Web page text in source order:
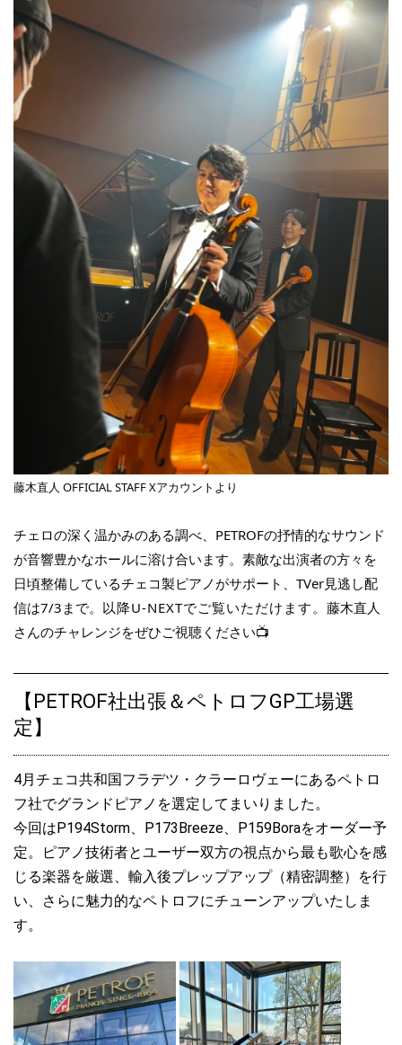
ペトロフP125F1チェリー艶消モデル、入荷しました♪
2024.03.28
ペトロフP118D1ウォルナット艶出モデル、ご注文をいただきまし
た♪
2024.03.07
ペトロフP118D1ウォルナット艶出モデル、入荷しました♪
2024.02.17
ペトロフP131M1マホガニー艶出モデル、ご注文をいただきました
ペトロフP118C1ウォルナット艶出モデル、ご注文をいただきまし
ペトロフP118C1ウォルナット艶消モデル、ご注文をいただきまし
ペトロフP118P1ビーチ艶消Usedモデル、ご注文をいただきまし
♪
2023.10.29
ペトロフP194Storm黒色艶出モデル、ご注文をいただきました♪
2023.09.17
2023.08.19
【イベント出展品】ペトロフP118P1ウォルナット艶消 Special
Offer♪
2023.08.10
ペトロフP118P1ウォルナット艶出モデル、入荷しました♪
2023.08.10
ペトロフP118P1マホガニー艶出モデル、入荷しました♪
2023.07.05
ペトロフP118D1マホガニー艶出モデル、ご注文をいただきました
2023.07.02
ペトロフP118P1ビーチ艶消Usedモデル、ご注文をいただきまし
た♪
藤木直人 OFFICIAL STAFF Xアカウントより
チェロの深く温かみのある調べ、PETROFの抒情的なサウンド
が音響豊かなホールに溶け合います。素敵な出演者の方々を
日頃整備しているチェコ製ピアノがサポート、TVer見逃し配
信は7/3まで。 以降U-NEXTでご覧いただけます。 藤木直人
さんのチャレンジをぜひご視聴ください📺
【PETROF社出張＆ペトロフGP工場選
定】
4月チェコ共和国フラデツ・クラーロヴェーにあるペトロ
フ社でグランドピアノを選定してまいりました。
今回はP194Storm、P173Breeze、P159Boraをオーダー予
定。ピアノ技術者とユーザー双方の視点から最も歌心を感
じる楽器を厳選、輸入後プレップアップ（精密調整）を行
い、さらに魅力的なペトロフにチューンアップいたしま
す。